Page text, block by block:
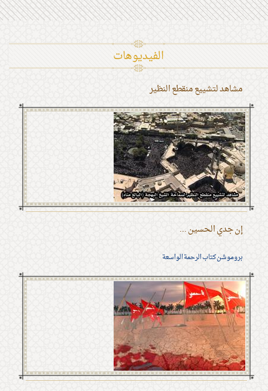
الفیدیوهات
مشاهد لتشييع منقطع النظير
إن جدي الحسين ...
بروموشن كتاب الرحمة الواسعة